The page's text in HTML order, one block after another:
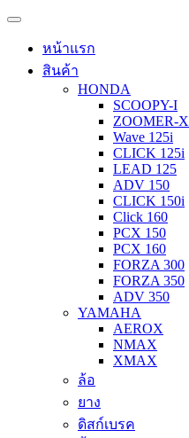
หน้าแรก
สินค้า
HONDA
SCOOPY-I
ZOOMER-X
Wave 125i
CLICK 125i
LEAD 125
ADV 150
CLICK 150i
Click 160
PCX 150
PCX 160
FORZA 300
FORZA 350
ADV 350
YAMAHA
AEROX
NMAX
XMAX
ล้อ
ยาง
ดิสก์เบรค